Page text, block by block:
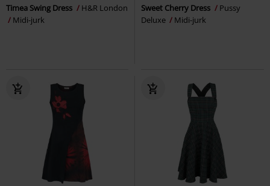
Timea Swing Dress
H&R London
Midi-jurk
Sweet Cherry Dress
Pussy
Deluxe
Midi-jurk